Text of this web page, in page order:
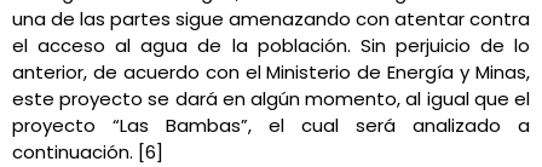
una de las partes sigue amenazando con atentar contra
el acceso al agua de la población. Sin perjuicio de lo
anterior, de acuerdo con el Ministerio de Energía y Minas,
este proyecto se dará en algún momento, al igual que el
proyecto “Las Bambas”, el cual será analizado a
continuación. [6]